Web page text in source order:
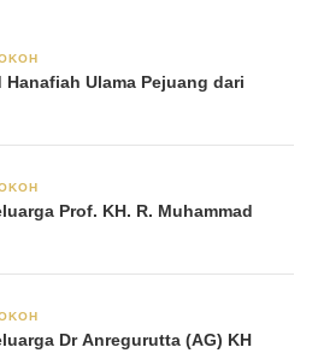
Hanafiah Ulama Pejuang dari
Prof. KH. R. Muhammad
Dr Anregurutta (AG) KH